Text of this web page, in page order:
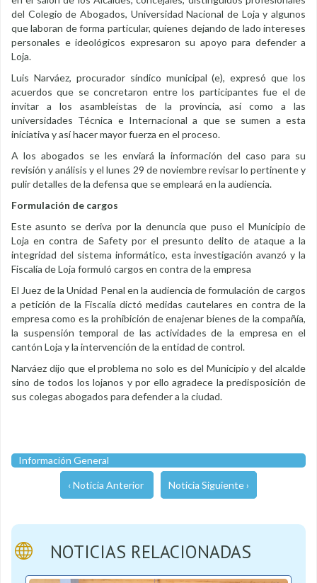
del Colegio de Abogados, Universidad Nacional de Loja y algunos
que laboran de forma particular, quienes dejando de lado intereses
personales e ideológicos expresaron su apoyo para defender a
Loja.
Luis Narváez, procurador síndico municipal (e), expresó que los
acuerdos que se concretaron entre los participantes fue el de
invitar a los asambleístas de la provincia, así como a las
universidades Técnica e Internacional a que se sumen a esta
iniciativa y así hacer mayor fuerza en el proceso.
A los abogados se les enviará la información del caso para su
revisión y análisis y el lunes 29 de noviembre revisar lo pertinente y
pulir detalles de la defensa que se empleará en la audiencia.
Formulación de cargos
Este asunto se deriva por la denuncia que puso el Municipio de
Loja en contra de Safety por el presunto delito de ataque a la
integridad del sistema informático, esta investigación avanzó y la
Fiscalía de Loja formuló cargos en contra de la empresa
El Juez de la Unidad Penal en la audiencia de formulación de cargos
a petición de la Fiscalía dictó medidas cautelares en contra de la
empresa como es la prohibición de enajenar bienes de la compañía,
la suspensión temporal de las actividades de la empresa en el
cantón Loja y la intervención de la entidad de control.
Narváez dijo que el problema no solo es del Municipio y del alcalde
sino de todos los lojanos y por ello agradece la predisposición de
sus colegas abogados para defender a la ciudad.
Información General
‹ Noticia Anterior Noticia Siguiente ›
NOTICIAS RELACIONADAS